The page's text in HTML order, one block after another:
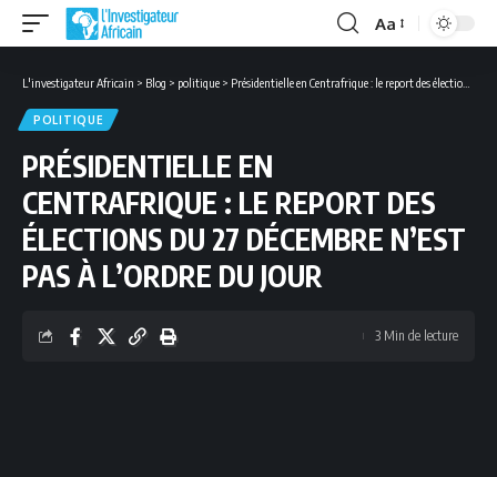
Font
Aa
L'investigateur Africain > Blog > politique > Présidentielle en Centrafrique : le report des élections du 27 décembre n’est pas à l’ordre du jour
POLITIQUE
PRÉSIDENTIELLE EN
CENTRAFRIQUE : LE REPORT DES
ÉLECTIONS DU 27 DÉCEMBRE N’EST
PAS À L’ORDRE DU JOUR
3 Min de lecture